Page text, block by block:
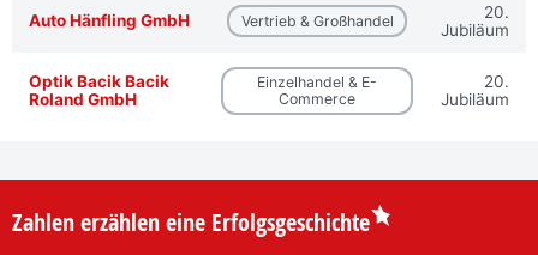
Auto Hänfling GmbH Vertrieb & Großhandel
20.
Jubiläum
Optik Bacik Bacik
Roland GmbH
Einzelhandel & E-
Commerce
20.
Jubiläum
Zahlen erzählen eine Erfolgsgeschichte